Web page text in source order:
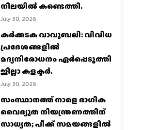
നിലയിൽ കണ്ടെത്തി.
July 30, 2026
കര്‍ക്കടക വാവുബലി: വിവിധ
പ്രദേശങ്ങളില്‍
മദ്യനിരോധനം ഏര്‍പ്പെടുത്തി
ജില്ലാ കളക്ടര്‍.
July 30, 2026
സംസ്ഥാനത്ത് നാളെ ഭാഗിക
വൈദ്യുത നിയന്ത്രണത്തിന്
സാധ്യത; പീക്ക് സമയങ്ങളില്‍